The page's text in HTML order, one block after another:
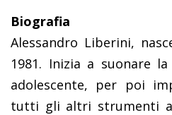
Biografia
Alessandro Liberini,
1981. Inizia a suonare
adolescente, per poi
tutti gli altri strumenti